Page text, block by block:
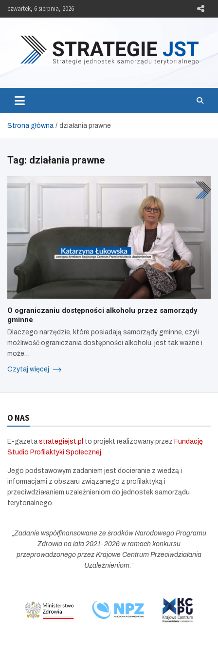
czwartek, 6 sierpnia, 2026
Strategie JST
Strona główna działania prawne
Tag: działania prawne
O ograniczaniu dostępności alkoholu przez samorządy
gminne
Dlaczego narzędzie, które posiadają samorządy gminne, czyli
możliwość ograniczania dostępności alkoholu, jest tak ważne i
może…
Czytaj więcej
O NAS
E-gazeta strategiejst.pl to projekt realizowany przez Fundację
Studio Profilaktyki Społecznej
Jego podstawowym zadaniem jest docieranie z wiedzą i
informacjami z obszaru związanego z profilaktyką i
przeciwdziałaniem uzależnieniom do jednostek samorządu
terytorialnego.
Zadanie współfinansowane ze środków Narodowego Programu
Zdrowia na lata 2021-2026 w ramach konkursu
przeprowadzonego przez Krajowe Centrum Przeciwdziałania
Uzależnieniom. ”